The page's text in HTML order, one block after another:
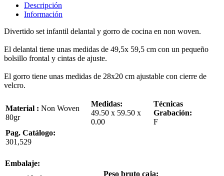
Descripción
Información
Divertido set infantil delantal y gorro de cocina en non woven.
El delantal tiene unas medidas de 49,5x 59,5 cm con un pequeño
bolsillo frontal y cintas de ajuste.
El gorro tiene unas medidas de 28x20 cm ajustable con cierre de
velcro.
Material : Non Woven
80gr
Medidas:
49.50 x 59.50 x
0.00
Técnicas
Grabación:
F
Pag. Catálogo:
301,529
Embalaje:
Peso bruto caja: